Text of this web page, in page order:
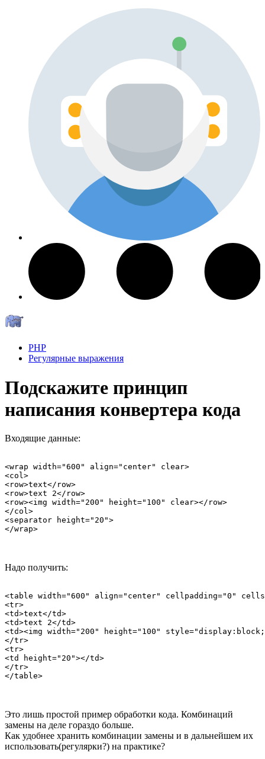
PHP
Регулярные выражения
Подскажите принцип
написания конвертера кода
Входящие данные:
<wrap width="600" align="center" clear>
<col>
<row>text</row>
<row>text 2</row>
<row><img width="200" height="100" clear></row>
</col>
<separator height="20">
Надо получить:
<table width="600" align="center" cellpadding="0"
<tr>
<td>text</td>
<td>text 2</td>
<td><img width="200" height="100"
</tr>
<tr>
<td height="20"></td>
</tr>
Это лишь простой пример обработки кода. Комбинаций
замены на деле гораздо больше.
Как удобнее хранить комбинации замены и в дальнейшем их
использовать(регулярки?) на практике?